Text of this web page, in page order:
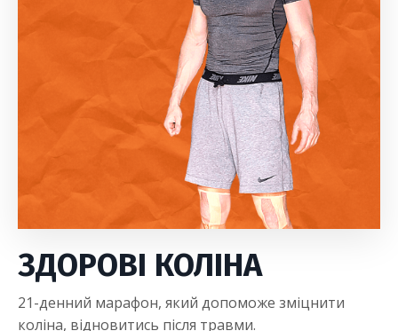
ЗДОРОВІ КОЛІНА
21-денний марафон, який допоможе зміцнити
коліна, відновитись після травми.